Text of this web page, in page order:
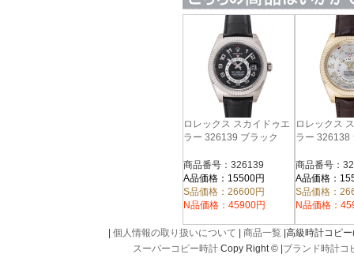
ロレックス スカイドゥエ
ラー 326139 ブラック
商品番号：326139
A品価格：15500円
S品価格：26600円
N品価格：45900円
ロレックス
ラー 326138
商品番号：
A品価格：
S品価格：
N品価格：
個人情報の取り扱いについて 商品一覧 |高級時計コピ
スーパーコピー時計Copy Right © | ブランド時計コ